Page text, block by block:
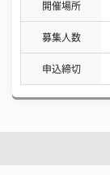
開催場所
募集人数
申込締切